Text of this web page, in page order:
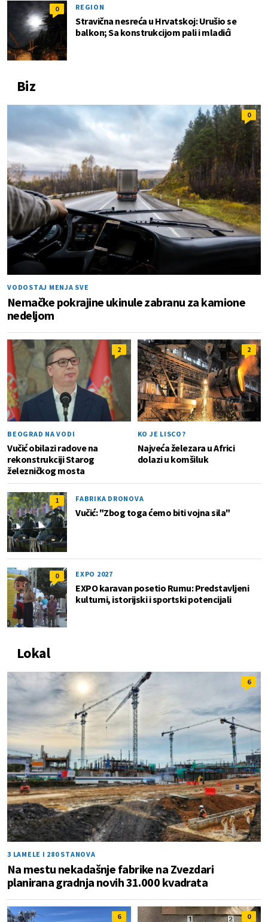
0 REGION
Stravična nesreća u Hrvatskoj: Urušio se
balkon; Sa konstrukcijom pali i mladići
Biz
0
VODOSTAJ MENJA SVE
Nemačke pokrajine ukinule zabranu za kamione
nedeljom
2
BEOGRAD NA VODI
Vučić obilazi radove na
rekonstrukciji Starog
železničkog mosta
2
KO JE LISCO?
Najveća železara u Africi
dolazi u komšiluk
1 FABRIKA DRONOVA
Vučić: "Zbog toga ćemo biti vojna sila"
0 EXPO 2027
EXPO karavan posetio Rumu: Predstavljeni
kulturni, istorijski i sportski potencijali
Lokal
6
3 LAMELE I 280 STANOVA
Na mestu nekadašnje fabrike na Zvezdari
planirana gradnja novih 31.000 kvadrata
6 0